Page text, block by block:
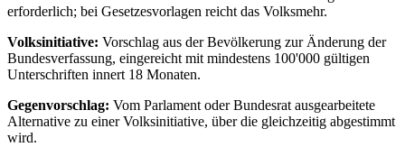
erforderlich; bei Gesetzesvorlagen reicht das Volksmehr.
Volksinitiative: Vorschlag aus der Bevölkerung zur Änderung der
Bundesverfassung, eingereicht mit mindestens 100'000 gültigen
Unterschriften innert 18 Monaten.
Gegenvorschlag: Vom Parlament oder Bundesrat ausgearbeitete
Alternative zu einer Volksinitiative, über die gleichzeitig abgestimmt
wird.